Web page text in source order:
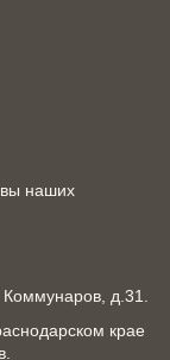
наших
Коммунаров, д.31.
крае
.